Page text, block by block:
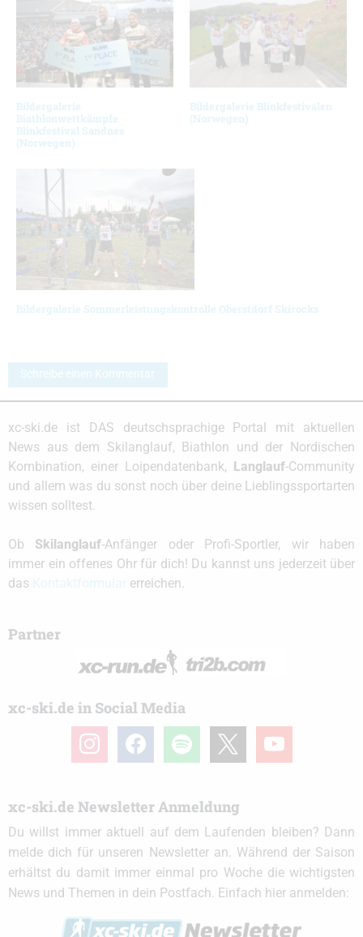
Bildergalerie
Biathlonwettkämpfe
Blinkfestival Sandnes
(Norwegen)
Bildergalerie Blinkfestivalen
(Norwegen)
Bildergalerie Sommerleistungskontrolle Oberstdorf Skirocks
Schreibe einen Kommentar
xc-ski.de ist DAS deutschsprachige Portal mit aktuellen
News aus dem Skilanglauf, Biathlon und der Nordischen
Kombination, einer Loipendatenbank, Langlauf-Community
und allem was du sonst noch über deine Lieblingssportarten
wissen solltest.
Ob Skilanglauf-Anfänger oder Profi-Sportler, wir haben
immer ein offenes Ohr für dich! Du kannst uns jederzeit über
das
erreichen.
Partner
xc-ski.de in Social Media
instagramfacebook spotify youtube
xc-ski.de Newsletter Anmeldung
Du willst immer aktuell auf dem Laufenden bleiben? Dann
melde dich für unseren Newsletter an. Während der Saison
erhältst du damit immer einmal pro Woche die wichtigsten
News und Themen in dein Postfach. Einfach hier anmelden: